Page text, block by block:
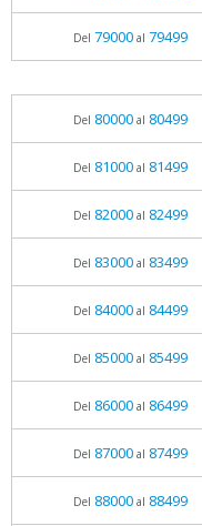
Del 79000al 79499
Del 80000al 80499
Del 81000al 81499
Del 82000al 82499
Del 83000al 83499
Del 84000al 84499
Del 85000al 85499
Del 86000al 86499
Del 87000al 87499
Del 88000al 88499